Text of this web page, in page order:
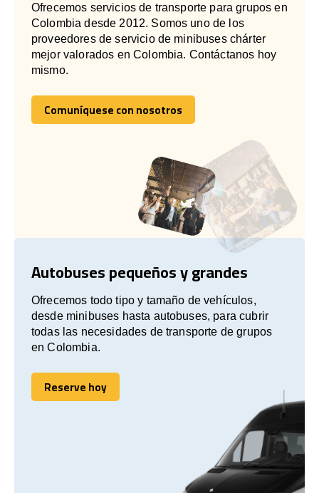
Ofrecemos servicios de transporte para grupos en
Colombia desde 2012. Somos uno de los
proveedores de servicio de minibuses chárter
mejor valorados en Colombia. Contáctanos hoy
mismo.
Comuníquese con nosotros
Comuníquese con nosotros
Autobuses pequeños y grandes
Ofrecemos todo tipo y tamaño de vehículos,
desde minibuses hasta autobuses, para cubrir
todas las necesidades de transporte de grupos
en Colombia.
Reserve hoy
Reserve hoy